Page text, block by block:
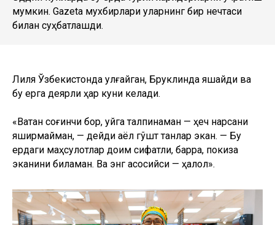
мумкин. Gazeta мухбирлари уларнинг бир нечтаси
билан суҳбатлашди.
Лиля Ўзбекистонда улғайган, Бруклинда яшайди ва
бу ерга деярли ҳар куни келади.
«Ватан соғинчи бор, уйга талпинаман — ҳеч нарсани
яширмайман, — дейди аёл гўшт танлар экан. — Бу
ердаги маҳсулотлар доим сифатли, барра, покиза
эканини биламан. Ва энг асосийси — ҳалол».